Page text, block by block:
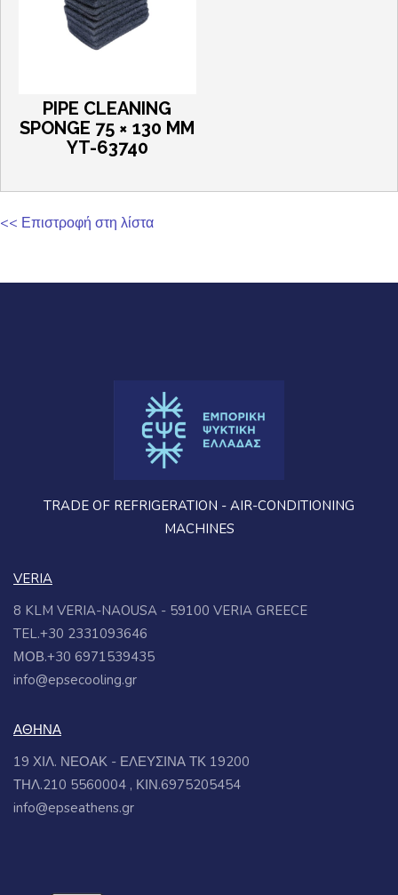
PIPE CLEANING
SPONGE 75 × 130 MM
YT-63740
<< Επιστροφή στη λίστα
TRADE OF REFRIGERATION - AIR-CONDITIONING
MACHINES
VERIA
8 KLM VERIA-NAOUSA - 59100 VERIA GREECE
TEL.+30 2331093646
ΜΟΒ.+30 6971539435
info@epsecooling.gr
ΑΘΗΝΑ
19 ΧΙΛ. ΝΕΟΑΚ - ΕΛΕΥΣΙΝΑ ΤΚ 19200
ΤΗΛ.210 5560004 , ΚΙΝ.6975205454
info@epseathens.gr